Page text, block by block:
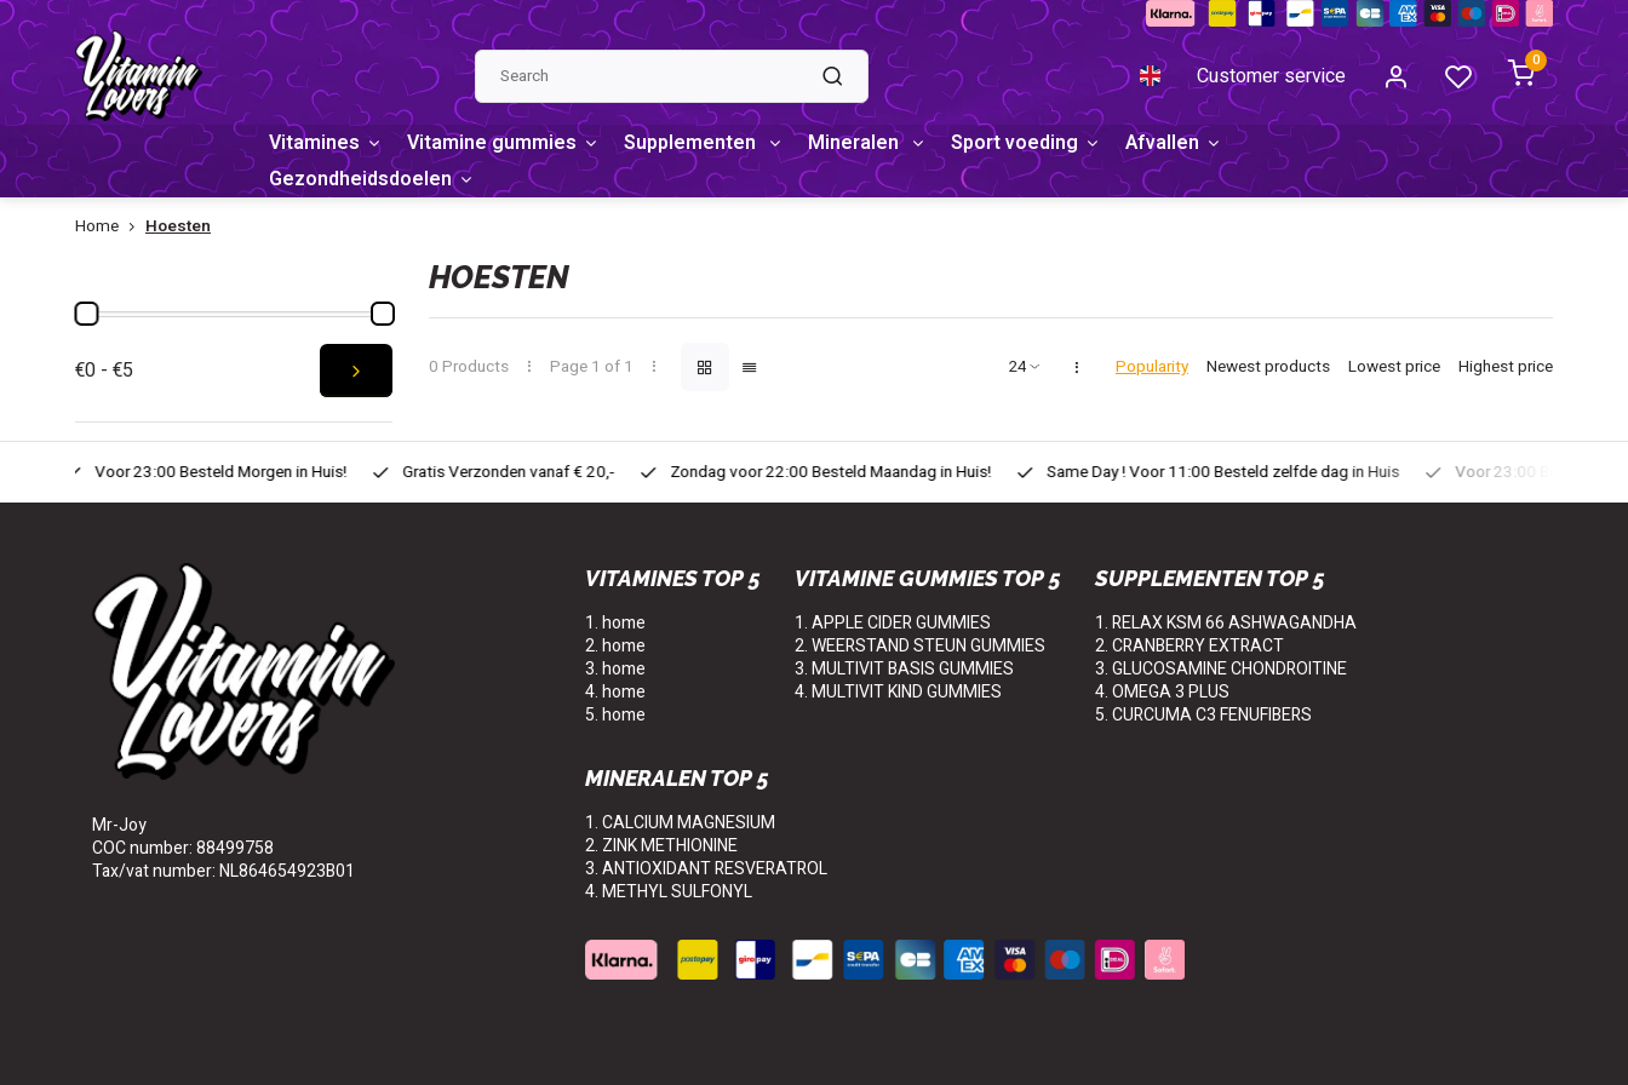
Customer service
0
Vitamines Vitamine gummies Supplementen Mineralen Sport voeding
Afvallen
Gezondheidsdoelen
Home Hoesten
€0 - €5
HOESTEN
0 Products Page 1 of 1 Popularity Newest products Lowest price Highest price
Gratis Verzonden vanaf € 20,- Zondag voor 22:00 Besteld Maandag in Huis! Same Day ! Voor 11:00 Besteld zelfde dag in Huis Voor 23:00 Besteld Morgen in Huis! Gratis Verzonden
Mr-Joy
COC number: 88499758
Tax/vat number: NL864654923B01
VITAMINES TOP 5
1. home
2. home
3. home
4. home
5. home
VITAMINE GUMMIES TOP 5
1. APPLE CIDER GUMMIES
2. WEERSTAND STEUN GUMMIES
3. MULTIVIT BASIS GUMMIES
4. MULTIVIT KIND GUMMIES
SUPPLEMENTEN TOP 5
1. RELAX KSM 66 ASHWAGANDHA
2. CRANBERRY EXTRACT
3. GLUCOSAMINE CHONDROITINE
4. OMEGA 3 PLUS
5. CURCUMA C3 FENUFIBERS
MINERALEN TOP 5
1. CALCIUM MAGNESIUM
2. ZINK METHIONINE
3. ANTIOXIDANT RESVERATROL
4. METHYL SULFONYL